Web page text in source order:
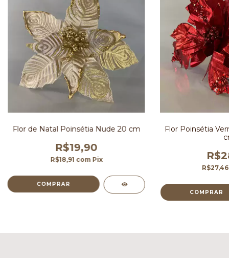
Flor de Natal Poinsétia Nude 20 cm
R$19,90
R$18,91 com Pix
Flor Poinsétia